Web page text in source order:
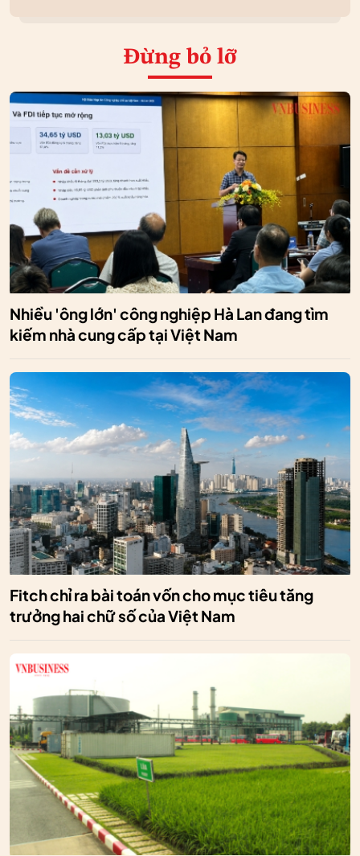
Đừng bỏ lỡ
Nhiều 'ông lớn' công nghiệp Hà Lan đang tìm
kiếm nhà cung cấp tại Việt Nam
Fitch chỉ ra bài toán vốn cho mục tiêu tăng
trưởng hai chữ số của Việt Nam